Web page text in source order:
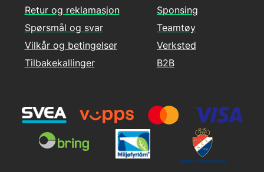
Retur og reklamasjon
Spørsmål og svar
Vilkår og betingelser
Tilbakekallinger
Sponsing
Teamtøy
Verksted
B2B